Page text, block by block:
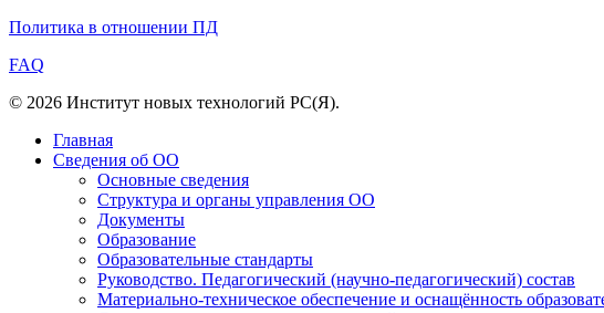
Политика в отношении ПД
FAQ
© 2026 Институт новых технологий РС(Я).
Главная
Сведения об ОО
Основные сведения
Структура и органы управления ОО
Документы
Образование
Образовательные стандарты
Руководство. Педагогический (научно-педагогический) состав
Материально-техническое обеспечение и оснащённость